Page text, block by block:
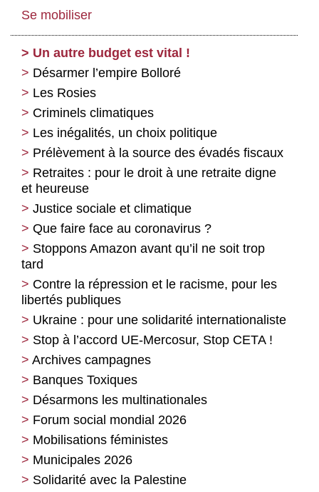
Se mobiliser
Un autre budget est vital !
Désarmer l’empire Bolloré
Les Rosies
Criminels climatiques
Les inégalités, un choix politique
Prélèvement à la source des évadés fiscaux
Retraites : pour le droit à une retraite digne
et heureuse
Justice sociale et climatique
Que faire face au coronavirus ?
Stoppons Amazon avant qu’il ne soit trop
tard
Contre la répression et le racisme, pour les
libertés publiques
Ukraine : pour une solidarité internationaliste
Stop à l’accord UE-Mercosur, Stop CETA !
Archives campagnes
Banques Toxiques
Désarmons les multinationales
Forum social mondial 2026
Mobilisations féministes
Municipales 2026
Solidarité avec la Palestine